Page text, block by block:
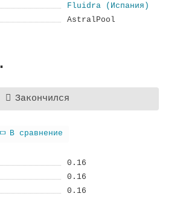
Fluidra (Испания)
AstralPool
Закончился
В сравнение
0.16
0.16
0.16